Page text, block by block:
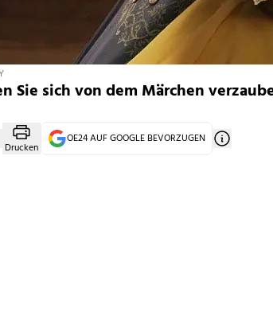
Sie sich von dem Märchen
Drucken
OE24 AUF GOOGLE BEVORZUGEN